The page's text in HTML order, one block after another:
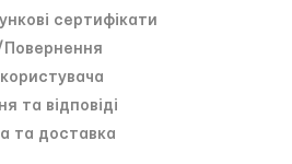
сертифікати
та відповіді
та доставка